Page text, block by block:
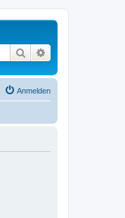
Suche
Anmelden